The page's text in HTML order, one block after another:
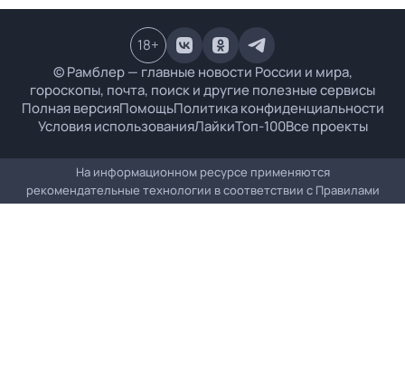
© Рамблер — главные новости России и мира,
гороскопы, почта, поиск и другие полезные сервисы
Полная версияПомощьПолитика конфиденциальности
Условия использованияЛайкиТоп-100Все проекты
18+
На информационном ресурсе применяются
рекомендательные технологии в соответствии с Правилами